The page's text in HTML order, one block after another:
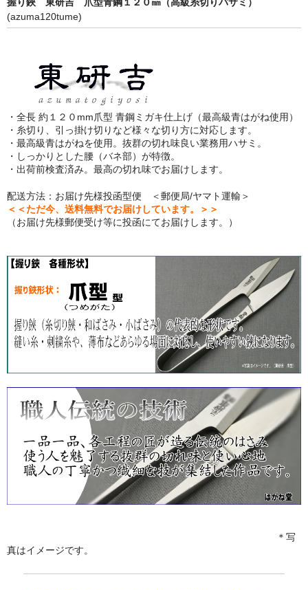
(azuma120tume)
・全長 約１２０mm爪型 青鋼ミガキ仕上げ（最高級青はがね使用）
・糸切り、引っ掛け切りなど様々な切り方に対応します。
・最高級青はがねを使用。抜群の切れ味良い業務用ハサミ。
・しっかりとした腰（バネ部）が特徴。
・出荷前検査済み。最高の切れ味でお届けします。
配送方法：お届け先様投函型便 ＜郵便局/ヤマト運輸＞
＜＜ただ今、送料無料でお届けしています。＞＞
（お届け先様郵便受け等に投函にてお届けします。）
＊写
真はイメージです。